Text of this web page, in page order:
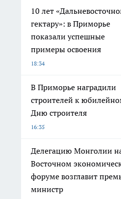
10 лет
гектару»: в Приморье
показали успешные
примеры освоения
18:34
В Приморье наградили
строителей к
Дню строителя
16:35
Делегацию Монголии
Восточном
форуме возглавит
министр